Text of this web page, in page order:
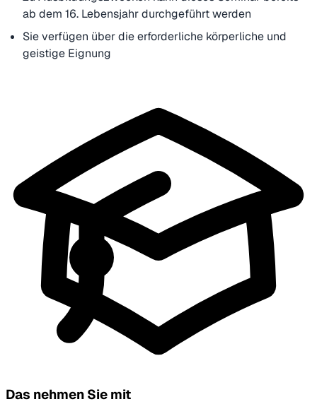
ab dem 16. Lebensjahr durchgeführt werden
Sie verfügen über die erforderliche körperliche und
geistige Eignung
Das nehmen Sie mit